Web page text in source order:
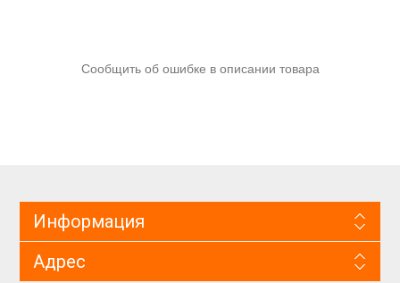
Сообщить об ошибке в описании товара
Информация
Адрес